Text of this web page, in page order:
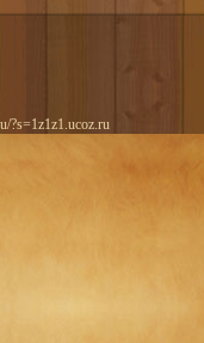
?s=1z1z1.ucoz.ru